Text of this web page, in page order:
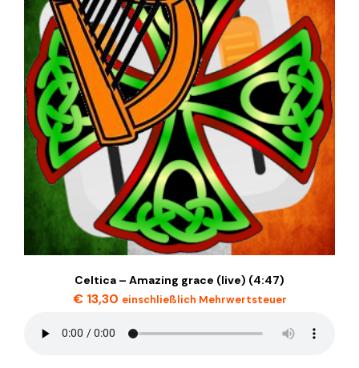
Celtica – Amazing grace (live) (4:47)
€13,30 einschließlich Mehrwertsteuer